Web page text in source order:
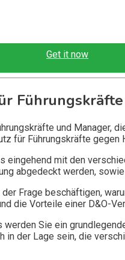
Get it now
und Manager,
für Führungskräfte
eingehend mit den
abgedeckt werden,
Frage beschäftigen,
die Vorteile einer D&O-
Sie ein
in der Lage sein, die